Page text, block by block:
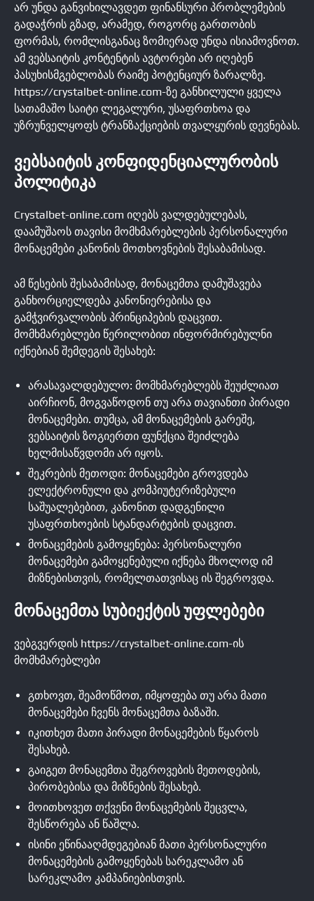
არ უნდა განვიხილავდეთ ფინანსური პრობლემების
გადაჭრის გზად, არამედ, როგორც გართობის
ფორმას, რომლისგანაც ზომიერად უნდა ისიამოვნოთ.
ამ ვებსაიტის კონტენტის ავტორები არ იღებენ
პასუხისმგებლობას რაიმე პოტენციურ ზარალზე.
https://crystalbet-online.com-ზე განხილული ყველა
სათამაშო საიტი ლეგალური, უსაფრთხოა და
უზრუნველყოფს ტრანზაქციების თვალყურის დევნებას.
ᲕᲔᲑᲡᲐᲘᲢᲘᲡ ᲙᲝᲜᲤᲘᲓᲔᲜᲪᲘᲐᲚᲣᲠᲝᲑᲘᲡ
ᲞᲝᲚᲘᲢᲘᲙᲐ
Crystalbet-online.com იღებს ვალდებულებას,
დაამუშაოს თავისი მომხმარებლების პერსონალური
მონაცემები კანონის მოთხოვნების შესაბამისად.
ამ წესების შესაბამისად, მონაცემთა დამუშავება
განხორციელდება კანონიერებისა და
გამჭვირვალობის პრინციპების დაცვით.
მომხმარებლები წერილობით ინფორმირებულნი
იქნებიან შემდეგის შესახებ:
არასავალდებულო: მომხმარებლებს შეუძლიათ
აირჩიონ, მოგვაწოდონ თუ არა თავიანთი პირადი
მონაცემები. თუმცა, ამ მონაცემების გარეშე,
ვებსაიტის ზოგიერთი ფუნქცია შეიძლება
ხელმისაწვდომი არ იყოს.
შეკრების მეთოდი: მონაცემები გროვდება
ელექტრონული და კომპიუტერიზებული
საშუალებებით, კანონით დადგენილი
უსაფრთხოების სტანდარტების დაცვით.
მონაცემების გამოყენება: პერსონალური
მონაცემები გამოყენებული იქნება მხოლოდ იმ
მიზნებისთვის, რომელთათვისაც ის შეგროვდა.
ᲛᲝᲜᲐᲪᲔᲛᲗᲐ ᲡᲣᲑᲘᲔᲥᲢᲘᲡ ᲣᲤᲚᲔᲑᲔᲑᲘ
ვებგვერდის https://crystalbet-online.com-ის
მომხმარებლები
გთხოვთ, შეამოწმოთ, იმყოფება თუ არა მათი
მონაცემები ჩვენს მონაცემთა ბაზაში.
იკითხეთ მათი პირადი მონაცემების წყაროს
შესახებ.
გაიგეთ მონაცემთა შეგროვების მეთოდების,
პირობებისა და მიზნების შესახებ.
მოითხოვეთ თქვენი მონაცემების შეცვლა,
შესწორება ან წაშლა.
ისინი ეწინააღმდეგებიან მათი პერსონალური
მონაცემების გამოყენებას სარეკლამო ან
სარეკლამო კამპანიებისთვის.